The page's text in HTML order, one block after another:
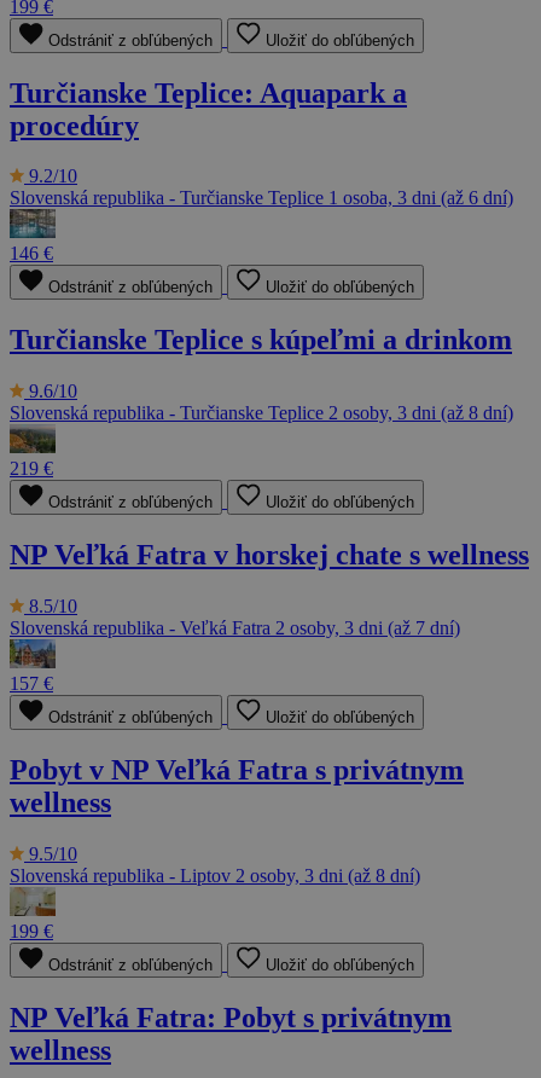
199 €
Odstrániť z obľúbených Uložiť do obľúbených
Turčianske Teplice: Aquapark a
procedúry
9.2/10
Slovenská republika - Turčianske Teplice 1 osoba, 3 dni (až 6 dní)
146 €
Odstrániť z obľúbených Uložiť do obľúbených
Turčianske Teplice s kúpeľmi a drinkom
9.6/10
Slovenská republika - Turčianske Teplice 2 osoby, 3 dni (až 8 dní)
219 €
Odstrániť z obľúbených Uložiť do obľúbených
NP Veľká Fatra v horskej chate s wellness
8.5/10
Slovenská republika - Veľká Fatra 2 osoby, 3 dni (až 7 dní)
157 €
Odstrániť z obľúbených Uložiť do obľúbených
Pobyt v NP Veľká Fatra s privátnym
wellness
9.5/10
Slovenská republika - Liptov 2 osoby, 3 dni (až 8 dní)
199 €
Odstrániť z obľúbených Uložiť do obľúbených
NP Veľká Fatra: Pobyt s privátnym
wellness